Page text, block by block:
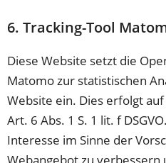
6. Tracking-Tool
Diese Website setzt die
Matomo zur statistischen
Website ein. Dies erfolgt
Art. 6 Abs. 1 S. 1 lit. f
Interesse im Sinne der
Webangebot zu